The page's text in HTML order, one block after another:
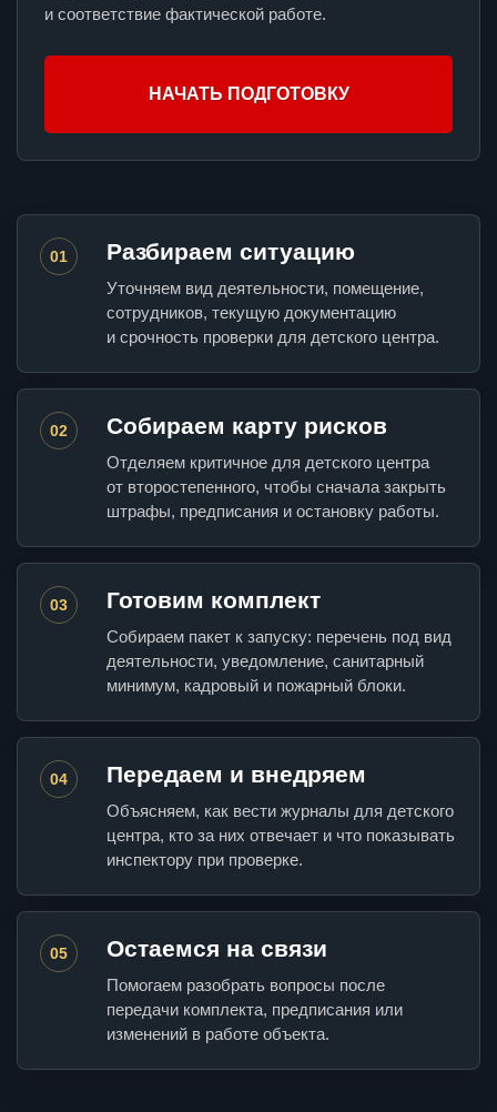
и соответствие фактической работе.
НАЧАТЬ ПОДГОТОВКУ
01 Разбираем ситуацию
Уточняем вид деятельности, помещение,
сотрудников, текущую документацию
и срочность проверки для детского центра.
02 Собираем карту рисков
Отделяем критичное для детского центра
от второстепенного, чтобы сначала закрыть
штрафы, предписания и остановку работы.
03 Готовим комплект
Собираем пакет к запуску: перечень под вид
деятельности, уведомление, санитарный
минимум, кадровый и пожарный блоки.
04 Передаем и внедряем
Объясняем, как вести журналы для детского
центра, кто за них отвечает и что показывать
инспектору при проверке.
05 Остаемся на связи
Помогаем разобрать вопросы после
передачи комплекта, предписания или
изменений в работе объекта.